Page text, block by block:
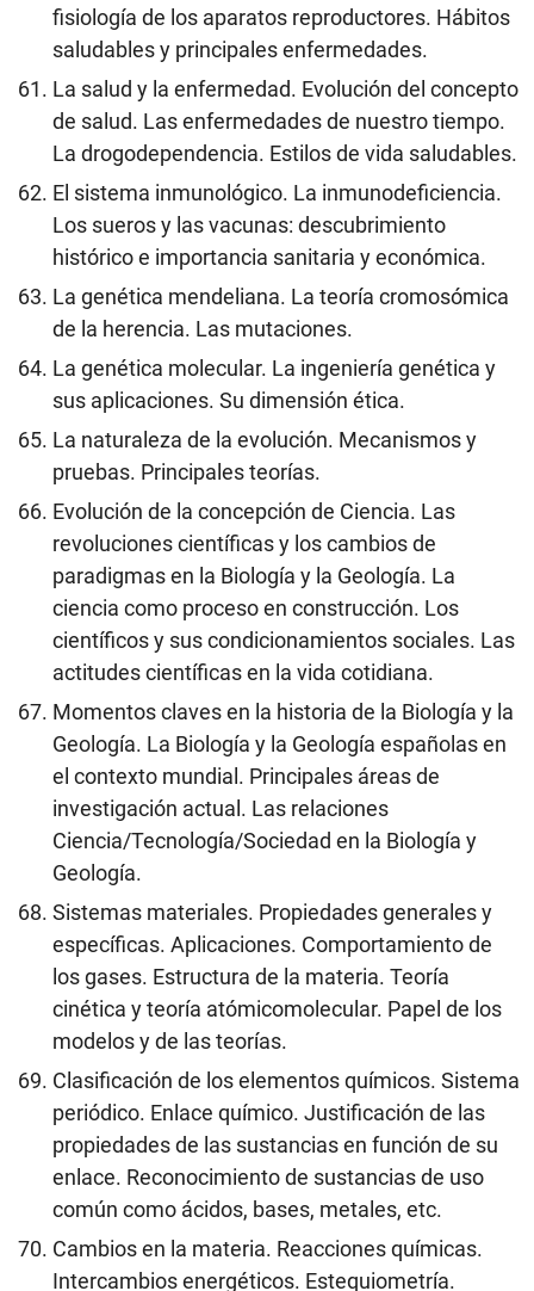
fisiología de los aparatos reproductores. Hábitos
saludables y principales enfermedades.
La salud y la enfermedad. Evolución del concepto
de salud. Las enfermedades de nuestro tiempo.
La drogodependencia. Estilos de vida saludables.
El sistema inmunológico. La inmunodeficiencia.
Los sueros y las vacunas: descubrimiento
histórico e importancia sanitaria y económica.
La genética mendeliana. La teoría cromosómica
de la herencia. Las mutaciones.
La genética molecular. La ingeniería genética y
sus aplicaciones. Su dimensión ética.
La naturaleza de la evolución. Mecanismos y
pruebas. Principales teorías.
Evolución de la concepción de Ciencia. Las
revoluciones científicas y los cambios de
paradigmas en la Biología y la Geología. La
ciencia como proceso en construcción. Los
científicos y sus condicionamientos sociales. Las
actitudes científicas en la vida cotidiana.
Momentos claves en la historia de la Biología y la
Geología. La Biología y la Geología españolas en
el contexto mundial. Principales áreas de
investigación actual. Las relaciones
Ciencia/Tecnología/Sociedad en la Biología y
Geología.
Sistemas materiales. Propiedades generales y
específicas. Aplicaciones. Comportamiento de
los gases. Estructura de la materia. Teoría
cinética y teoría atómicomolecular. Papel de los
modelos y de las teorías.
Clasificación de los elementos químicos. Sistema
periódico. Enlace químico. Justificación de las
propiedades de las sustancias en función de su
enlace. Reconocimiento de sustancias de uso
común como ácidos, bases, metales, etc.
Cambios en la materia. Reacciones químicas.
Intercambios energéticos. Estequiometría.